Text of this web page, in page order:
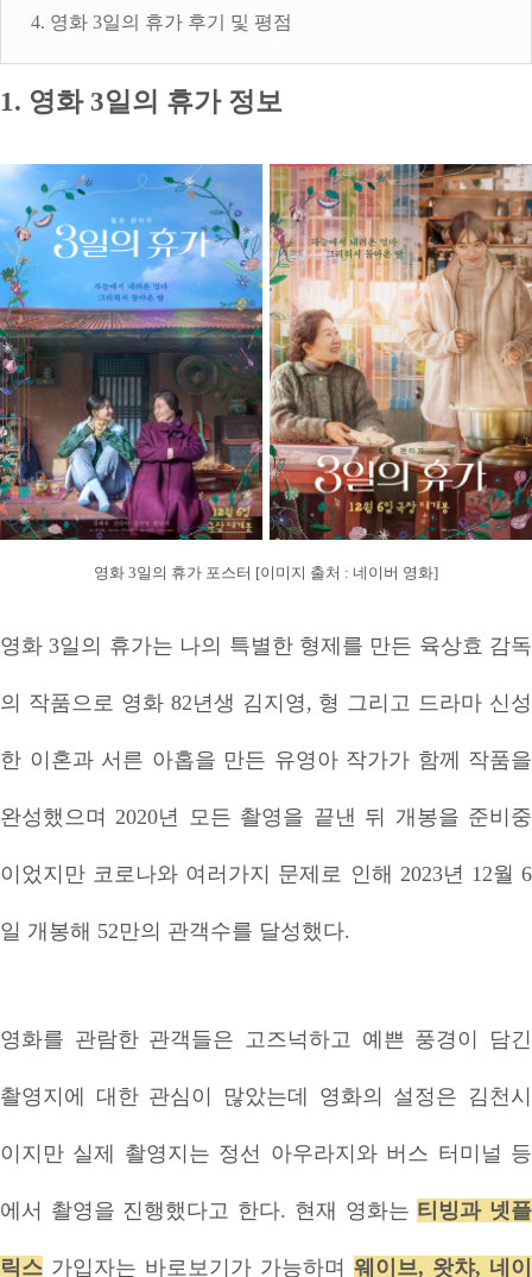
4. 영화 3일의 휴가 후기 및 평점
1. 영화 3일의 휴가 정보
영화 3일의 휴가 포스터 [이미지 출처 : 네이버 영화]
영화 3일의 휴가는 나의 특별한 형제를 만든 육상효 감독
의 작품으로 영화 82년생 김지영, 형 그리고 드라마 신성
한 이혼과 서른 아홉을 만든 유영아 작가가 함께 작품을
완성했으며 2020년 모든 촬영을 끝낸 뒤 개봉을 준비중
이었지만 코로나와 여러가지 문제로 인해 2023년 12월 6
일 개봉해 52만의 관객수를 달성했다.
영화를 관람한 관객들은 고즈넉하고 예쁜 풍경이 담긴
촬영지에 대한 관심이 많았는데 영화의 설정은 김천시
이지만 실제 촬영지는 정선 아우라지와 버스 터미널 등
에서 촬영을 진행했다고 한다. 현재 영화는 티빙과 넷플
릭스 가입자는 바로보기가 가능하며 웨이브, 왓챠, 네이